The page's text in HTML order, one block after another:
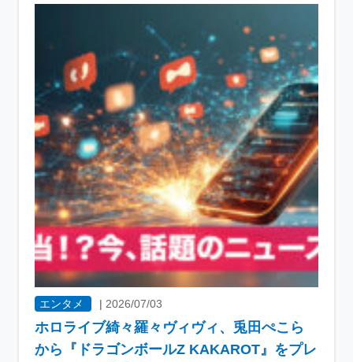
エンタメ | 2026/07/03
ホロライブ綺々羅々ヴィヴィ、兎田ぺこら
から『ドラゴンボールZ KAKAROT』をプレ